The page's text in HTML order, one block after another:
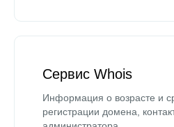
Сервис Whois
Информация о возрасте и
регистрации домена,